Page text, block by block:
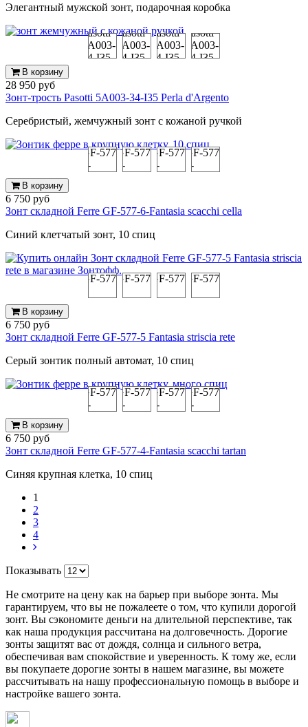
Элегантный мужской зонт, подарочная коробка
В корзину
28 950 руб
Зонт-трость Pasotti 5A003-34-I35 Perla d'Argento
Серебристый, жемчужный зонт с кожаной ручкой
В корзину
6 750 руб
Зонт складной Ferre GF-577-6-Fantasia scacchi cella
Синий клетчатый зонт, 10 спиц
В корзину
6 750 руб
Зонт складной Ferre GF-577-5 Fantasia striscia rete
Серый зонтик полный автомат, 10 спиц
В корзину
6 750 руб
Зонт складной Ferre GF-577-4-Fantasia scacchi tartan
Синяя крупная клетка, 10 спиц
1
2
3
4
Показывать
Не смотрите на цену как на барьер при выборе зонта. Мы
гарантируем, что вы не пожалеете о том, что купили дорогой
зонт. Вы сэкономите деньги на длительной перспективе, так
как наша продукция рассчитана на долговечность. Дорогие
зонты защитят вас от дождя, солнца и сильного ветра,
обеспечивая вам спокойствие и уверенность. К тому же, если
вы покупаете дорогие зонты в нашем магазине, вы можете
рассчитывать на нашу профессиональную помощь в выборе и
настройке вашего зонта.